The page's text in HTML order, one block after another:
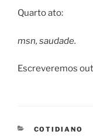
Quarto ato:
msn, saudade.
Escreveremos
CATEGORIES
COTIDIANO